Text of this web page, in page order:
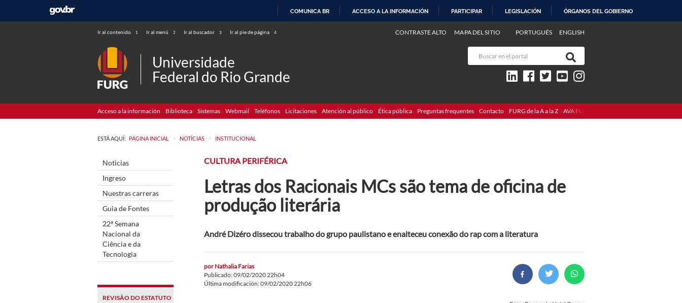
COMUNICA BR ACCESO A LA INFORMACIÓN PARTICIPAR LEGISLACIÓN ÓRGANOS DEL GOBIERNO
Ir al contenido 1 Ir al menú 2 Ir al buscador 3 Ir al pie de página 4 PORTUGUÊS ENGLISH
CONTRASTE ALTO MAPA DEL SITIO
Universidade
Federal do Rio Grande
Acceso a la información Biblioteca Sistemas Webmail Teléfonos Licitaciones Atención al público Ética pública Preguntas frequentes Contacto FURG de la A a la Z AVA FURG
ESTÁ AQUÍ: PAGINA INICIAL > NOTÍCIAS > INSTITUCIONAL
Noticias
Ingreso
Nuestras carreras
Guia de Fontes
22ª Semana
Nacional da
Ciência e da
Tecnologia
REVISÃO DO ESTATUTO
CULTURA PERIFÉRICA
Letras dos Racionais MCs são tema de oficina de
produção literária
André Dizéro dissecou trabalho do grupo paulistano e enalteceu conexão do rap com a literatura
por Nathalia Farias
Publicado: 09/02/2020 22h04
Última modificación: 09/02/2020 22h06